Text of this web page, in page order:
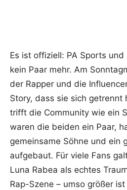
Es ist offiziell: PA Sports und
kein Paar mehr. Am
der Rapper und die
Story, dass sie sich getrennt
trifft die Community wie ein
waren die beiden ein Paar,
gemeinsame Söhne und ein
aufgebaut. Für viele Fans
Luna Rabea als echtes
Rap-Szene – umso größer